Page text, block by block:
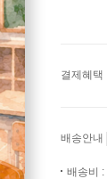
결제혜택
배송안내
배송비